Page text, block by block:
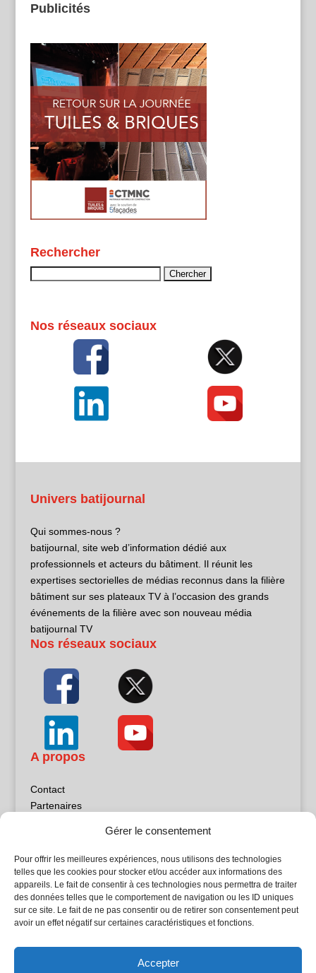
Gérer le consentement
Pour offrir les meilleures expériences, nous utilisons des technologies
telles que les cookies pour stocker et/ou accéder aux informations des
appareils. Le fait de consentir à ces technologies nous permettra de traiter
des données telles que le comportement de navigation ou les ID uniques
sur ce site. Le fait de ne pas consentir ou de retirer son consentement peut
avoir un effet négatif sur certaines caractéristiques et fonctions.
Accepter
Publicités
Rechercher
Nos réseaux sociaux
Univers batijournal
Qui sommes-nous ?
batijournal, site web d’information dédié aux
professionnels et acteurs du bâtiment. Il réunit les
expertises sectorielles de médias reconnus dans la filière
bâtiment sur ses plateaux TV à l’occasion des grands
événements de la filière avec son nouveau média
batijournal TV
Nos réseaux sociaux
A propos
Contact
Partenaires
Politique de confidentialité
Sites partenaires
5Façades
Atrium Patrimoine
L'Atelier Bois